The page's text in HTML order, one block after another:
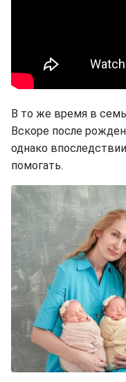
В то же время в
Вскоре после
однако
помогать.